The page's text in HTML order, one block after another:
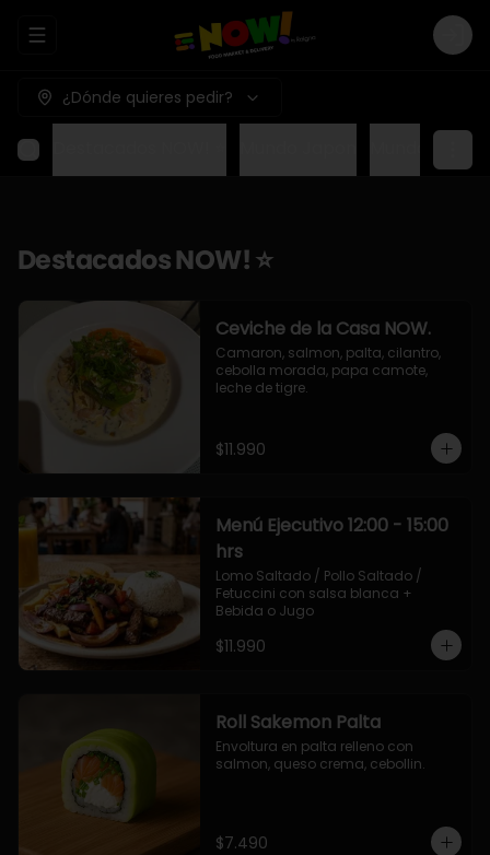
Abrir menu de navegación Login
¿Dónde quieres pedir?
Destacados NOW! ⭐
Ceviche de la Casa NOW.
Camaron, salmon, palta, cilantro,
cebolla morada, papa camote,
leche de tigre.
$11.990
Menú Ejecutivo 12:00 - 15:00
hrs
Lomo Saltado / Pollo Saltado /
Fetuccini con salsa blanca +
Bebida o Jugo
$11.990
Roll Sakemon Palta
Envoltura en palta relleno con
salmon, queso crema, cebollin.
$7.490